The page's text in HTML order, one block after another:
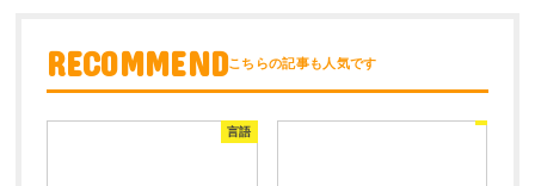
RECOMMEND
言語